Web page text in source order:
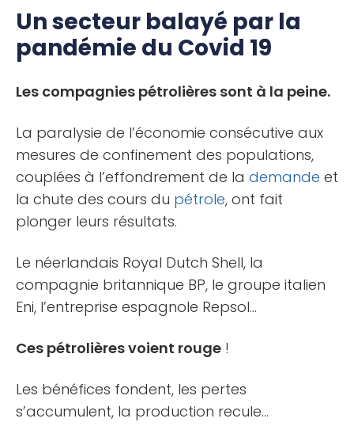
Un secteur balayé par la
pandémie du Covid 19
Les compagnies pétrolières sont à la peine.
La paralysie de l’économie consécutive aux
mesures de confinement des populations,
couplées à l’effondrement de la demande et
la chute des cours du pétrole, ont fait
plonger leurs résultats.
Le néerlandais Royal Dutch Shell, la
compagnie britannique BP, le groupe italien
Eni, l’entreprise espagnole Repsol…
Ces pétrolières voient rouge !
Les bénéfices fondent, les pertes
s’accumulent, la production recule…